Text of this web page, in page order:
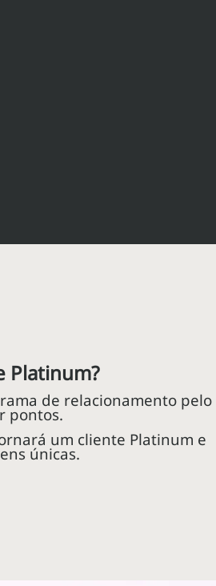
Platinum?
de relacionamento pelo
pontos.
um cliente Platinum e
únicas.